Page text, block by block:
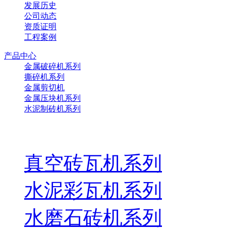
发展历史
公司动态
资质证明
工程案例
产品中心
金属破碎机系列
撕碎机系列
金属剪切机
金属压块机系列
水泥制砖机系列
真空砖瓦机系列
水泥彩瓦机系列
水磨石砖机系列